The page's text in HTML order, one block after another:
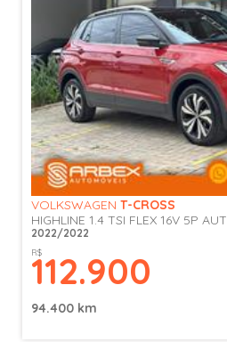
VOLKSWAGEN T-CROSS
HIGHLINE 1.4 TSI FLEX 16V 5P AUT
2022/2022
R$
112.900
94.400 km